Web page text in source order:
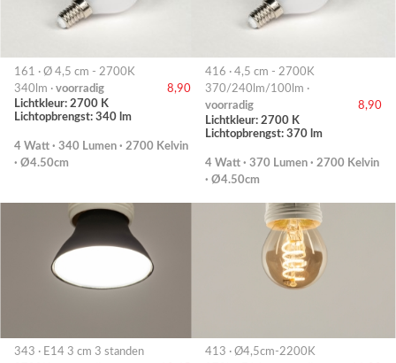
161 · Ø 4,5 cm - 2700K
340lm · voorradig
8,90
Lichtkleur: 2700 K
Lichtopbrengst: 340 lm
4 Watt · 340 Lumen · 2700 Kelvin
· Ø4.50cm
416 · 4,5 cm - 2700K
370/240lm/100lm ·
voorradig
8,90
Lichtkleur: 2700 K
Lichtopbrengst: 370 lm
4 Watt · 370 Lumen · 2700 Kelvin
· Ø4.50cm
343 · E14 3 cm 3 standen
413 · Ø4,5cm-2200K